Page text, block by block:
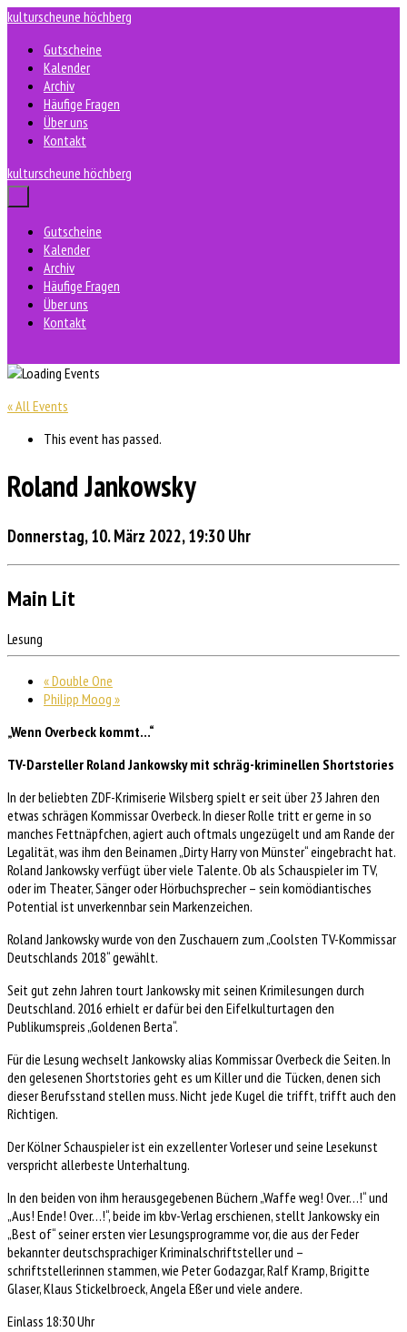
Zum
springen
kulturscheune höchberg
Gutscheine
Kalender
Archiv
Häufige Fragen
Über uns
Kontakt
kulturscheune höchberg
Menü-
Gutscheine
Kalender
Archiv
Häufige Fragen
Über uns
Kontakt
« All Events
This event has passed.
Roland Jankowsky
Donnerstag, 10. März 2022, 19:30 Uhr
Main Lit
Lesung
«Double One
Philipp Moog »
„Wenn Overbeck kommt…“
TV-Darsteller Roland Jankowsky mit schräg-kriminellen Shortstories
In der beliebten ZDF-Krimiserie Wilsberg spielt er seit über 23 Jahren den
etwas schrägen Kommissar Overbeck. In dieser Rolle tritt er gerne in so
manches Fettnäpfchen, agiert auch oftmals ungezügelt und am Rande der
Legalität, was ihm den Beinamen „Dirty Harry von Münster“ eingebracht hat.
Roland Jankowsky verfügt über viele Talente. Ob als Schauspieler im TV,
oder im Theater, Sänger oder Hörbuchsprecher – sein komödiantisches
Potential ist unverkennbar sein Markenzeichen.
Roland Jankowsky wurde von den Zuschauern zum „Coolsten TV-Kommissar
Deutschlands 2018“ gewählt.
Seit gut zehn Jahren tourt Jankowsky mit seinen Krimilesungen durch
Deutschland. 2016 erhielt er dafür bei den Eifelkulturtagen den
Publikumspreis „Goldenen Berta“.
Für die Lesung wechselt Jankowsky alias Kommissar Overbeck die Seiten. In
den gelesenen Shortstories geht es um Killer und die Tücken, denen sich
dieser Berufsstand stellen muss. Nicht jede Kugel die trifft, trifft auch den
Richtigen.
Der Kölner Schauspieler ist ein exzellenter Vorleser und seine Lesekunst
verspricht allerbeste Unterhaltung.
In den beiden von ihm herausgegebenen Büchern „Waffe weg! Over…!“ und
„Aus! Ende! Over…!“, beide im kbv-Verlag erschienen, stellt Jankowsky ein
„Best of“ seiner ersten vier Lesungsprogramme vor, die aus der Feder
bekannter deutschsprachiger Kriminalschriftsteller und –
schriftstellerinnen stammen, wie Peter Godazgar, Ralf Kramp, Brigitte
Glaser, Klaus Stickelbroeck, Angela Eßer und viele andere.
Einlass 18:30 Uhr